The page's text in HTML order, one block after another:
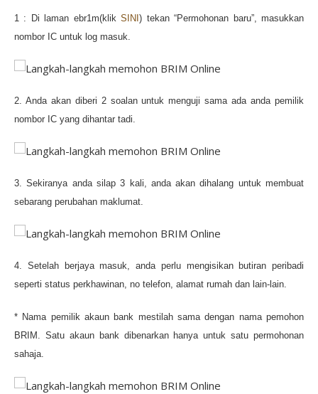
1 : Di laman ebr1m(klikSINI) tekan “Permohonan baru”, masukkan
nombor IC untuk log masuk.
2. Anda akan diberi 2 soalan untuk menguji sama ada anda pemilik
nombor IC yang dihantar tadi.
3. Sekiranya anda silap 3 kali, anda akan dihalang untuk membuat
sebarang perubahan maklumat.
4. Setelah berjaya masuk, anda perlu mengisikan butiran peribadi
seperti status perkhawinan, no telefon, alamat rumah dan lain-lain.
* Nama pemilik akaun bank mestilah sama dengan nama pemohon
BRIM. Satu akaun bank dibenarkan hanya untuk satu permohonan
sahaja.